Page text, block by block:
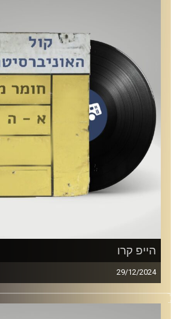
Elior Buchnik
הייפ קרו
29/12/2024
שעה של מוזיקה ישראלית עם רומי פינטו